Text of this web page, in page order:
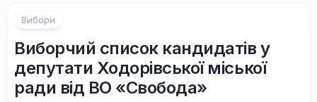
Вибори
Виборчий список кандидатів у
депутати Ходорівської міської
ради від ВО «Свобода»